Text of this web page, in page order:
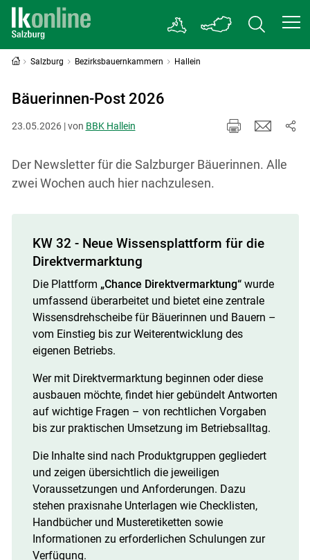
Salzburg Bezirksbauernkammern Hallein
Bäuerinnen-Post 2026
23.05.2026 | von BBK Hallein
Der Newsletter für die Salzburger Bäuerinnen. Alle
zwei Wochen auch hier nachzulesen.
KW 32 - Neue Wissensplattform für die
Direktvermarktung
Die Plattform „Chance Direktvermarktung“wurde
umfassend überarbeitet und bietet eine zentrale
Wissensdrehscheibe für Bäuerinnen und Bauern –
vom Einstieg bis zur Weiterentwicklung des
eigenen Betriebs.
Wer mit Direktvermarktung beginnen oder diese
ausbauen möchte, findet hier gebündelt Antworten
auf wichtige Fragen – von rechtlichen Vorgaben
bis zur praktischen Umsetzung im Betriebsalltag.
Die Inhalte sind nach Produktgruppen gegliedert
und zeigen übersichtlich die jeweiligen
Voraussetzungen und Anforderungen. Dazu
stehen praxisnahe Unterlagen wie Checklisten,
Handbücher und Musteretiketten sowie
Informationen zu erforderlichen Schulungen zur
Verfügung.